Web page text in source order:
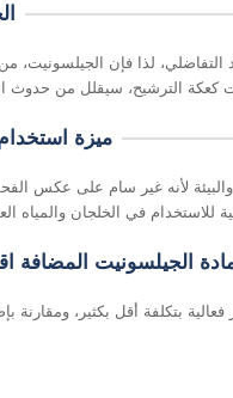
لذا فإن الجيلسونيت، من
الترشيح، سيقلل من حدوث
ميزة
والبيئة لأنه غير سام على عكس
للاستخدام في الخلجان والمياه
الجيلسونيت المضافة
فعالية بتكلفة أقل بكثير،